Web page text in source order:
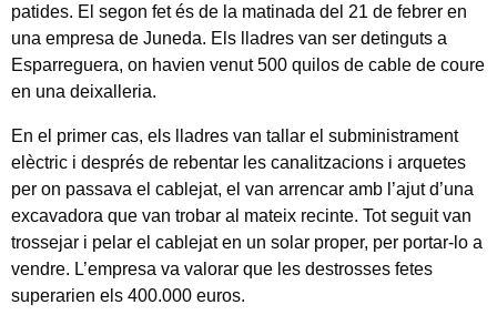
patides. El segon fet és de la matinada del 21 de febrer en
una empresa de Juneda. Els lladres van ser detinguts a
Esparreguera, on havien venut 500 quilos de cable de coure
en una deixalleria.
En el primer cas, els lladres van tallar el subministrament
elèctric i després de rebentar les canalitzacions i arquetes
per on passava el cablejat, el van arrencar amb l’ajut d’una
excavadora que van trobar al mateix recinte. Tot seguit van
trossejar i pelar el cablejat en un solar proper, per portar-lo a
vendre. L’empresa va valorar que les destrosses fetes
superarien els 400.000 euros.